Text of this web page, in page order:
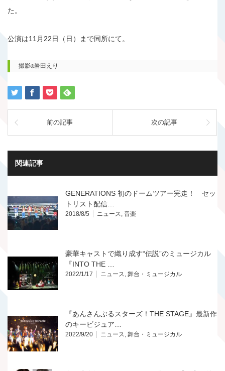
た。
公演は11月22日（日）まで同所にて。
撮影◎岩田えり
前の記事 次の記事
関連記事
GENERATIONS 初のドームツアー完走！ セッ
トリスト配信…
2018/8/5 ニュース 音楽
豪華キャストで織り成す“伝説”のミュージカル
『INTO THE …
2022/1/17 ニュース 舞台・ミュージカル
『あんさんぶるスターズ！THE STAGE』最新作
のキービジュア…
2022/9/20 ニュース 舞台・ミュージカル